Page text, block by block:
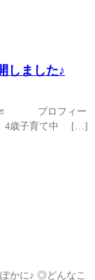
しました♪
た♬ プロフィー
4歳子育て中 […]
かに♪ ◎どんなこ